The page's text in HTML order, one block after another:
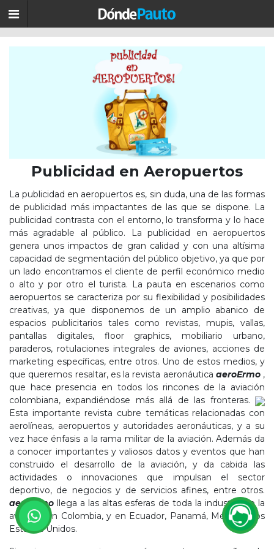
Publicidad en Aeropuertos
La publicidad en aeropuertos es, sin duda, una de las formas
de publicidad más impactantes de las que se dispone. La
publicidad contrasta con el entorno, lo transforma y lo hace
más agradable al público. La publicidad en aeropuertos
genera unos impactos de gran calidad y con una altísima
capacidad de segmentación del público objetivo, ya que por
un lado encontramos el cliente de perfil económico medio
o alto y por otro el turista. La pauta en escenarios como
aeropuertos se caracteriza por su flexibilidad y posibilidades
creativas, ya que disponemos de un amplio abanico de
espacios publicitarios tales como revistas, mupis, vallas,
pantallas digitales, floor graphics, mobiliario urbano,
paraderos, rotulaciones integrales de aviones, acciones de
marketing específicas, entre otros. Uno de estos medios, y
que queremos resaltar, es la revista aeronáutica aeroErmo ,
que hace presencia en todos los rincones de la aviación
colombiana, expandiéndose más allá de las fronteras.
Esta importante revista cubre temáticas relacionadas con
aerolíneas, aeropuertos y autoridades aeronáuticas, y a su
vez hace énfasis a la rama militar de la aviación. Además da
a conocer importantes y valiosos datos y eventos que han
construido el desarrollo de la aviación, y da cabida las
actividades o innovaciones que impulsan el sector
deportivo, de negocios y de servicios afines, entre otros.
aeroErmo
llega a las altas esferas de toda la industria de la
aviación en Colombia, y en Ecuador, Panamá, México y los
Estados Unidos.